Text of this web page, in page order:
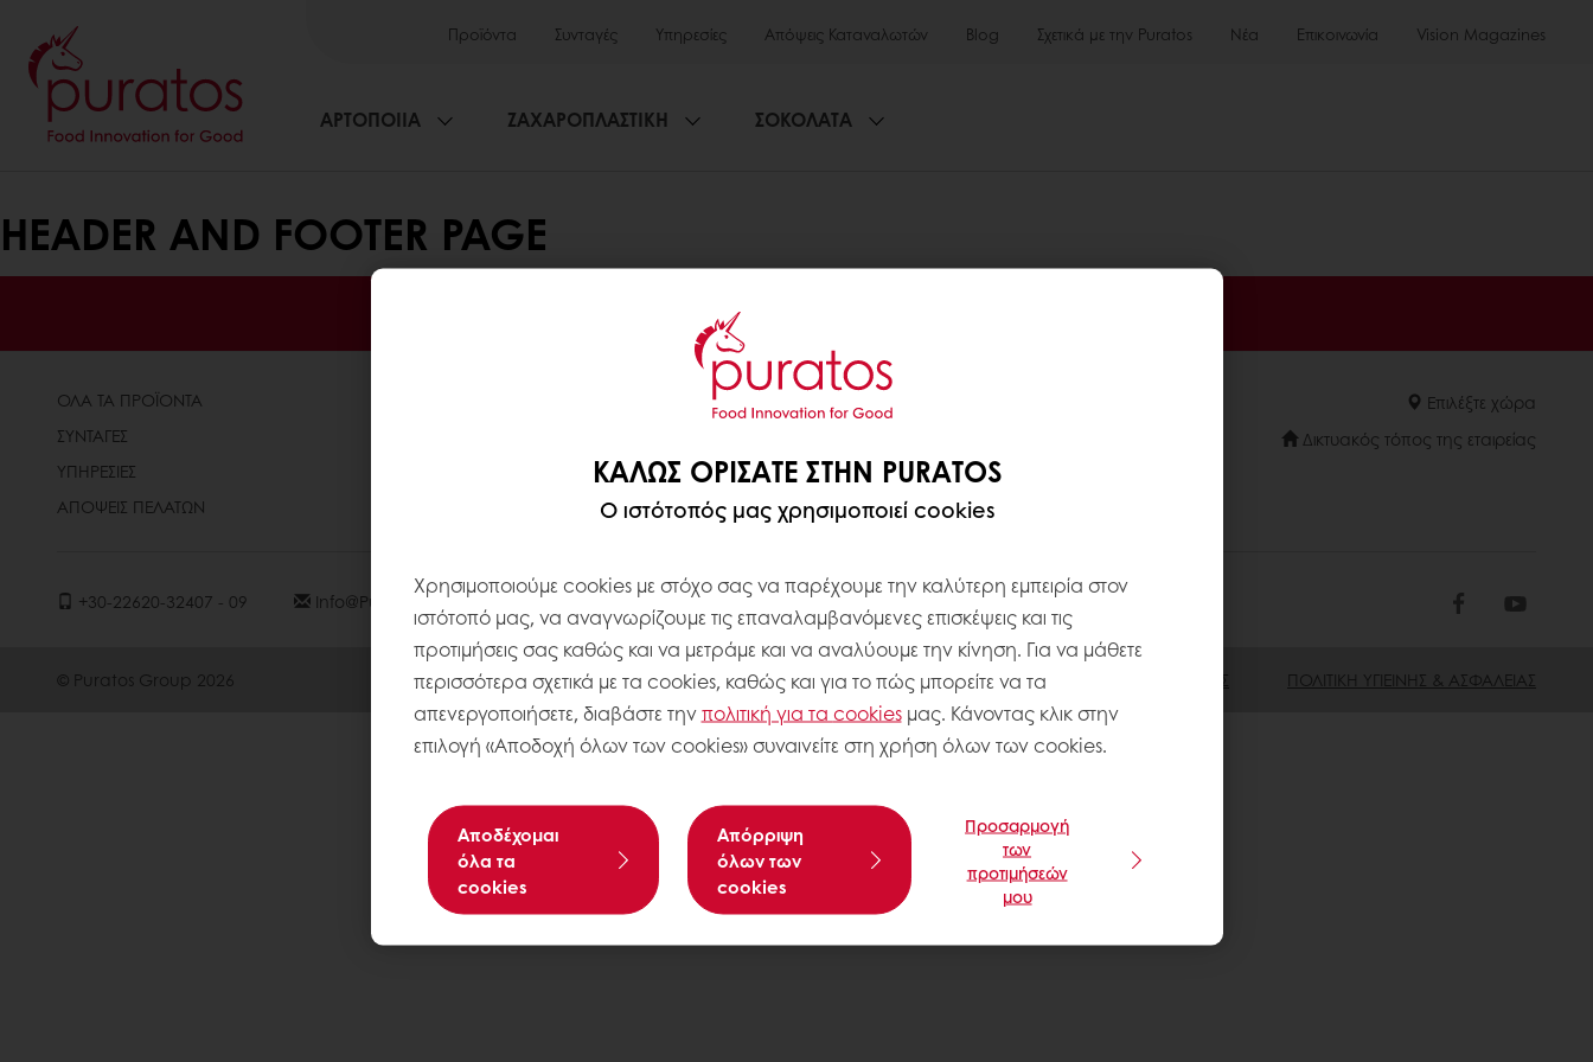
Προϊόντα Συνταγές Υπηρεσίες Απόψεις Καταναλωτών Blog Σχετικά με την Puratos Νέα Επικοινωνία Vision Magazines
ΑΡΤΟΠΟΙΙΑ ΖΑΧΑΡΟΠΛΑΣΤΙΚΗ ΣΟΚΟΛΑΤΑ
HEADER AND FOOTER PAGE
ΚΑΛΏΣ ΟΡΊΣΑΤΕ ΣΤΗΝ PURATOS
Ο ιστότοπός μας χρησιμοποιεί cookies
Χρησιμοποιούμε cookies με στόχο σας να παρέχουμε την καλύτερη εμπειρία στον
ιστότοπό μας, να αναγνωρίζουμε τις επαναλαμβανόμενες επισκέψεις και τις
προτιμήσεις σας καθώς και να μετράμε και να αναλύουμε την κίνηση. Για να μάθετε
περισσότερα σχετικά με τα cookies, καθώς και για το πώς μπορείτε να τα
απενεργοποιήσετε, διαβάστε τηνπολιτική για τα cookiesμας. Κάνοντας κλικ στην
επιλογή «Αποδοχή όλων των cookies» συναινείτε στη χρήση όλων των cookies.
Αποδέχομαι
όλα τα
cookies
Aπόρριψη
όλων των
cookies
Προσαρμογή
των
προτιμήσεών
μου
Ηλεκτρονική πληρωμή
ΟΛΑ ΤΑ ΠΡΟΪΟΝΤΑ
ΣΥΝΤΑΓΕΣ
ΥΠΗΡΕΣΙΕΣ
ΑΠΟΨΕΙΣ ΠΕΛΑΤΩΝ
Επιλέξτε χώρα
Δικτυακός τόπος της εταιρείας
+30-22620-32407 - 09 Info@puratos.gr
© Puratos Group 2026 ΠΟΛΙΤΙΚΗ ΑΠΟΡΡΗΤΟΥ ΠΟΛΙΤΙΚΉ ΤΩΝ ΚΟΥΛΊ ΌΡΟΙ ΠΏΛΗΣΗΣ ΠΟΛΙΤΙΚΗ ΥΓΙΕΙΝΗΣ & ΑΣΦΑΛΕΙΑΣ